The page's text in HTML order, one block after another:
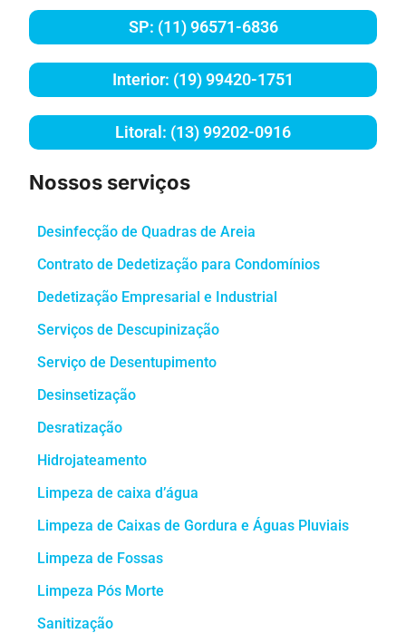
SP: (11) 96571-6836
Interior: (19) 99420-1751
Litoral: (13) 99202-0916
Nossos serviços
Desinfecção de Quadras de Areia
Contrato de Dedetização para Condomínios
Dedetização Empresarial e Industrial
Serviços de Descupinização
Serviço de Desentupimento
Desinsetização
Desratização
Hidrojateamento
Limpeza de caixa d’água
Limpeza de Caixas de Gordura e Águas Pluviais
Limpeza de Fossas
Limpeza Pós Morte
Sanitização